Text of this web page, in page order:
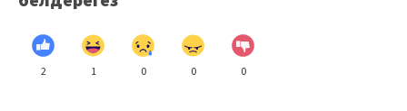
2 1 0 0 0